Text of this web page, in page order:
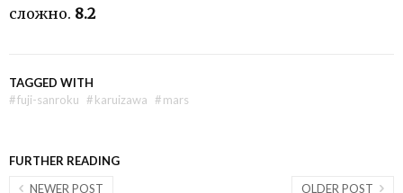
сложно. 8.2
TAGGED WITH
#fuji-sanroku #karuizawa #mars
FURTHER READING
OLDER POST
NEWER POST